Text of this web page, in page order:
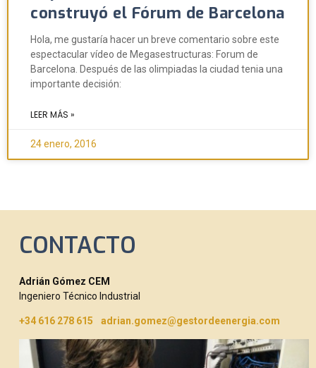
construyó el Fórum de Barcelona
Hola, me gustaría hacer un breve comentario sobre este
espectacular vídeo de Megasestructuras: Forum de
Barcelona. Después de las olimpiadas la ciudad tenia una
importante decisión:
LEER MÁS »
24 enero, 2016
CONTACTO
Adrián Gómez CEM
Ingeniero Técnico Industrial
+34 616 278 615 adrian.gomez@gestordeenergia.com